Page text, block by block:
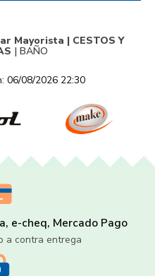
Mayorista | CESTOS Y
| BAÑO
06/08/2026 22:30
e-cheq, Mercado Pago
a contra entrega